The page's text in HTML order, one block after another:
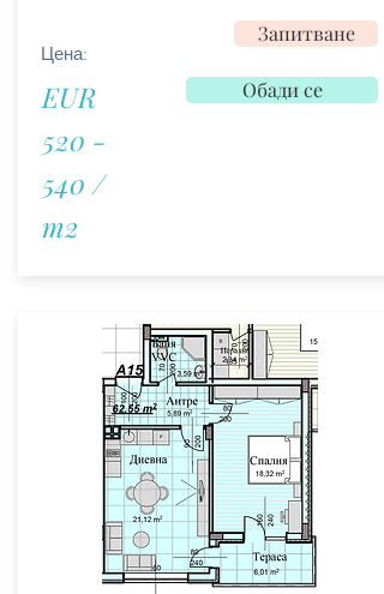
Цена:
EUR
520 -
540 /
m2
Запитване
Обади се